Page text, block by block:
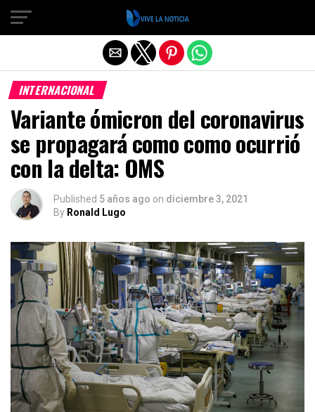
INTERNACIONAL
Variante ómicron del coronavirus
se propagará como como ocurrió
con la delta: OMS
Published 5 años ago on diciembre 3, 2021
By Ronald Lugo
Salir de la versión móvil